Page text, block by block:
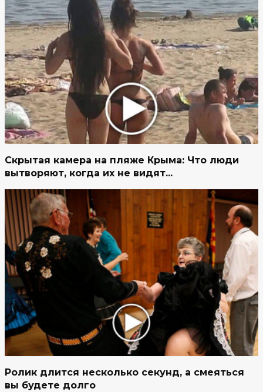
Скрытая камера на пляже Крыма: Что люди
вытворяют, когда их не видят...
Ролик длится несколько секунд, а смеяться
вы будете долго